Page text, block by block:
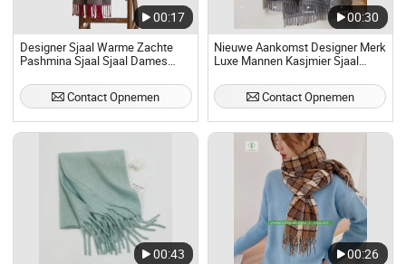
00:17
Designer Sjaal Warme Zachte
Pashmina Sjaal Sjaal Dames
Cashmere Sjaal voor Vrouwen
Contact Opnemen
00:30
Nieuwe Aankomst Designer Merk
Luxe Mannen Kasjmier Sjaal
Groothandel Ruit Zacht Heren
Pashmina Winter Warme Sjaal
Sjaals
Contact Opnemen
00:43 00:26